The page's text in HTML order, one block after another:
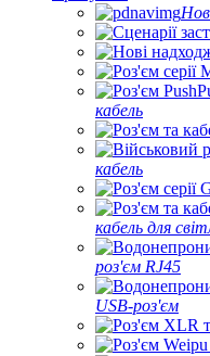
кабель
кабель
кабель для
роз'єм RJ45
USB-роз'єм